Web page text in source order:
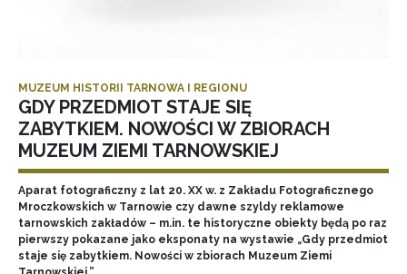
MUZEUM HISTORII TARNOWA I REGIONU
GDY PRZEDMIOT STAJE SIĘ
ZABYTKIEM. NOWOŚCI W ZBIORACH
MUZEUM ZIEMI TARNOWSKIEJ
Aparat fotograficzny z lat 20. XX w. z Zakładu Fotograficznego
Mroczkowskich w Tarnowie czy dawne szyldy reklamowe
tarnowskich zakładów – m.in. te historyczne obiekty będą po raz
pierwszy pokazane jako eksponaty na wystawie „Gdy przedmiot
staje się zabytkiem. Nowości w zbiorach Muzeum Ziemi